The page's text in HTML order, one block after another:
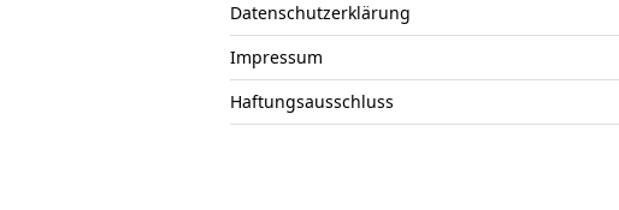
Datenschutzerklärung
Impressum
Haftungsausschluss